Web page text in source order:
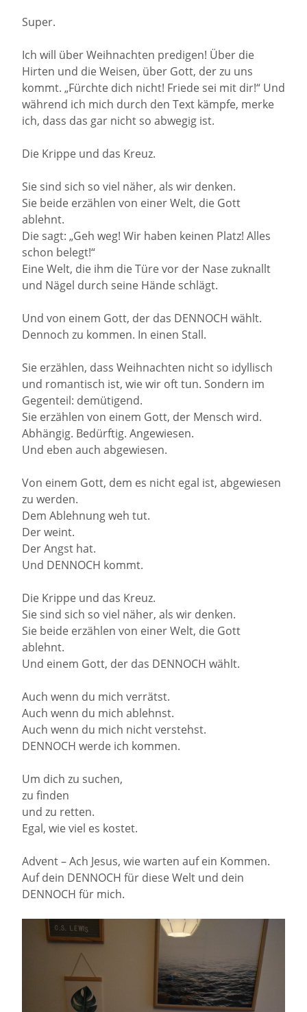
Super.
Ich will über Weihnachten predigen! Über die
Hirten und die Weisen, über Gott, der zu uns
kommt. „Fürchte dich nicht! Friede sei mit dir!“ Und
während ich mich durch den Text kämpfe, merke
ich, dass das gar nicht so abwegig ist.
Die Krippe und das Kreuz.
Sie sind sich so viel näher, als wir denken.
Sie beide erzählen von einer Welt, die Gott
ablehnt.
Die sagt: „Geh weg! Wir haben keinen Platz! Alles
schon belegt!“
Eine Welt, die ihm die Türe vor der Nase zuknallt
und Nägel durch seine Hände schlägt.
Und von einem Gott, der das DENNOCH wählt.
Dennoch zu kommen. In einen Stall.
Sie erzählen, dass Weihnachten nicht so idyllisch
und romantisch ist, wie wir oft tun. Sondern im
Gegenteil: demütigend.
Sie erzählen von einem Gott, der Mensch wird.
Abhängig. Bedürftig. Angewiesen.
Und eben auch abgewiesen.
Von einem Gott, dem es nicht egal ist, abgewiesen
zu werden.
Dem Ablehnung weh tut.
Der weint.
Der Angst hat.
Und DENNOCH kommt.
Die Krippe und das Kreuz.
Sie sind sich so viel näher, als wir denken.
Sie beide erzählen von einer Welt, die Gott
ablehnt.
Und einem Gott, der das DENNOCH wählt.
Auch wenn du mich verrätst.
Auch wenn du mich ablehnst.
Auch wenn du mich nicht verstehst.
DENNOCH werde ich kommen.
Um dich zu suchen,
zu finden
und zu retten.
Egal, wie viel es kostet.
Advent – Ach Jesus, wie warten auf ein Kommen.
Auf dein DENNOCH für diese Welt und dein
DENNOCH für mich.